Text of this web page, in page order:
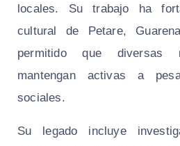
locales. Su trabajo ha
cultural de Petare,
permitido que diversas
mantengan activas a
sociales.
Su legado incluye